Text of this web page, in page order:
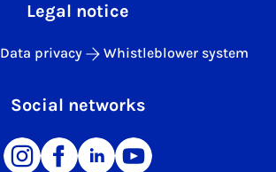
Legal notice
Data privacy Whistleblower system
Social networks